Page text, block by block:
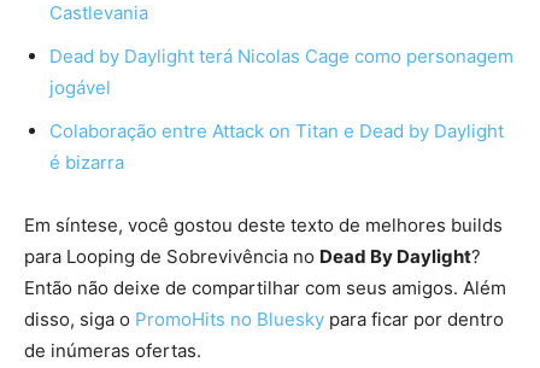
Castlevania
Dead by Daylight terá Nicolas Cage como personagem
jogável
Colaboração entre Attack on Titan e Dead by Daylight
é bizarra
Em síntese, você gostou deste texto de melhores builds
para Looping de Sobrevivência no Dead By Daylight?
Então não deixe de compartilhar com seus amigos. Além
disso, siga o PromoHits no Bluesky para ficar por dentro
de inúmeras ofertas.